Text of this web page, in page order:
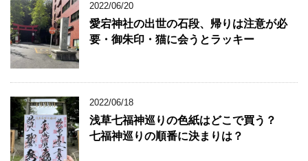
2022/06/20
愛宕神社の出世の石段、帰りは注意が必
要・御朱印・猫に会うとラッキー
2022/06/18
浅草七福神巡りの色紙はどこで買う？
七福神巡りの順番に決まりは？